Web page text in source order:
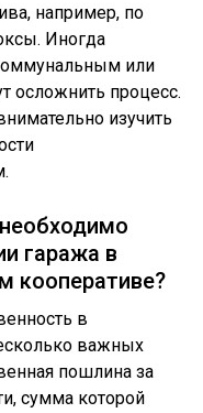
например, по
Иногда
или
осложнить процесс.
изучить
гаража в
кооперативе?
в
важных
пошлина за
сумма которой